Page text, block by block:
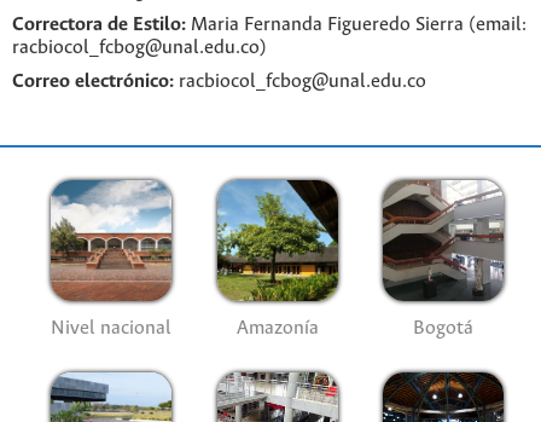
Correctora de Estilo: Maria Fernanda Figueredo Sierra (email:
racbiocol_fcbog@unal.edu.co)
Correo electrónico: racbiocol_fcbog@unal.edu.co
Nivel nacional Amazonía Bogotá